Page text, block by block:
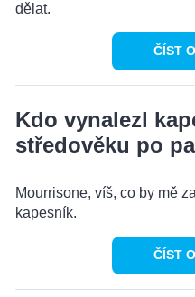
dělat.
ČÍST
Kdo vynalezl
středověku po
Mourrisone, víš, co by mě
kapesník.
ČÍST